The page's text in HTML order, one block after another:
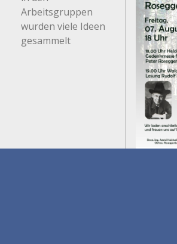
Arbeitsgruppen
wurden viele Ideen
gesammelt